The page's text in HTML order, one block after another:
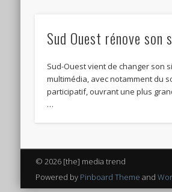
Sud Ouest rénove son
Sud-Ouest vient de changer son
multimédia, avec notamment du
participatif, ouvrant une plus
…
© 2026 [the] media trend
Powered by Pinboard Theme and